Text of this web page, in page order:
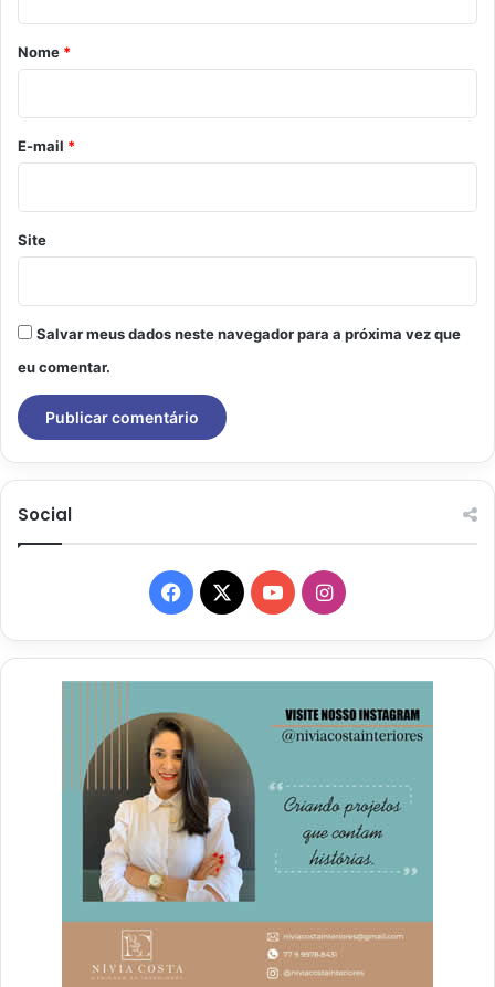
r
o
*
Nome *
E-mail *
Site
Salvar meus dados neste navegador para a próxima vez que
eu comentar.
Social
Facebook
X YouTubeInstagram